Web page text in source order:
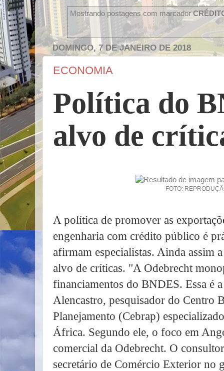
Mostrando postagens com marcador
DOMINGO, 7 DE JANEIRO DE 2018
ECONOMIA
Política do
alvo de
FOTO:
A política de promover as
engenharia com crédito público é
afirmam especialistas. Ainda assim
alvo de críticas. "A Odebrecht
financiamentos do BNDES. Essa é
Alencastro, pesquisador do Centro
Planejamento (Cebrap)
África. Segundo ele, o foco em
comercial da Odebrecht. O
secretário de Comércio Exterior no